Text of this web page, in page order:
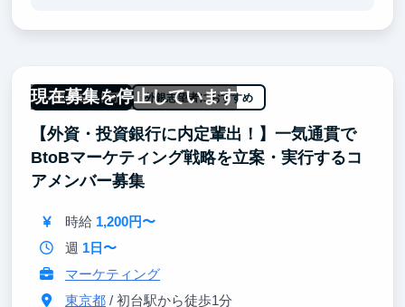
ュニケーション力と提案力
- 相手の本音や課題を引き出し、信頼を築く力
- Salesforce をはじめとする、現代のビジネスに欠か
せないツールを使いこなすスキル
- データから課題を見つけ、自分で改善策を考えて実
行する問題解決能力
自走力
現在募集を停止しています
一部リモート可 外銀志望者におすすめ
【外資・投資銀行に内定輩出！】一気通貫で
BtoBマーケティング戦略を立案・実行するコ
アメンバー募集
時給 1,200円〜
週 1日〜
マーケティング
東京都/ 初台駅から徒歩1分